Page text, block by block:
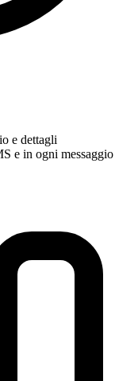
e dettagli
e in ogni messaggio